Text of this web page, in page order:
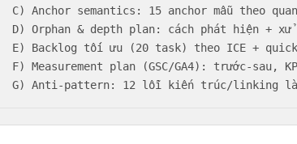
C) Anchor semantics: 15 anchor mẫu theo
D) Orphan & depth plan: cách phát hiện +
E) Backlog tối ưu (20 task) theo ICE +
F) Measurement plan (GSC/GA4): trước-sau,
G) Anti-pattern: 12 lỗi kiến trúc/linking